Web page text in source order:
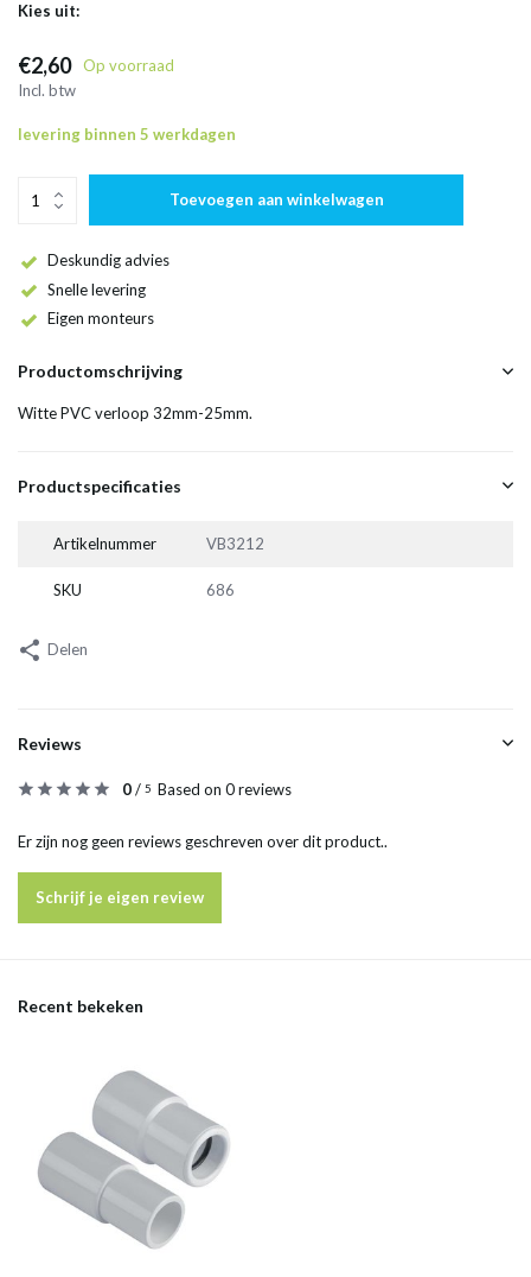
Kies uit:
€2,60
Op voorraad
Incl. btw
levering binnen 5 werkdagen
Toevoegen aan winkelwagen
Deskundig advies
Snelle levering
Eigen monteurs
Productomschrijving
Witte PVC verloop 32mm-25mm.
Productspecificaties
Artikelnummer VB3212
SKU 686
Delen
Reviews
0/ 5 Based on 0 reviews
Er zijn nog geen reviews geschreven over dit product..
Schrijf je eigen review
Recent bekeken